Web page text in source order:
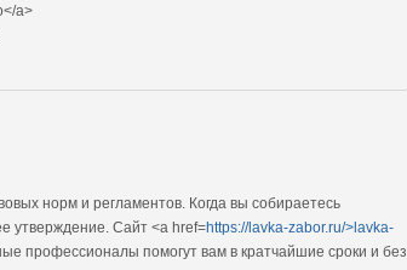
a>
норм и регламентов. Когда вы собираетесь
утверждение. Сайт <a href=https://lavka-zabor.ru/>lavka-
профессионалы помогут вам в кратчайшие сроки и без